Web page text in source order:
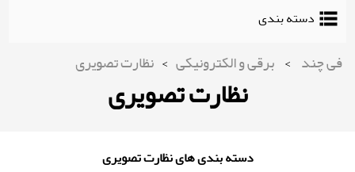
دسته بندی
فی چند > برقی و الکترونیکی > نظارت تصویری
نظارت تصویری
دسته بندی های نظارت تصویری